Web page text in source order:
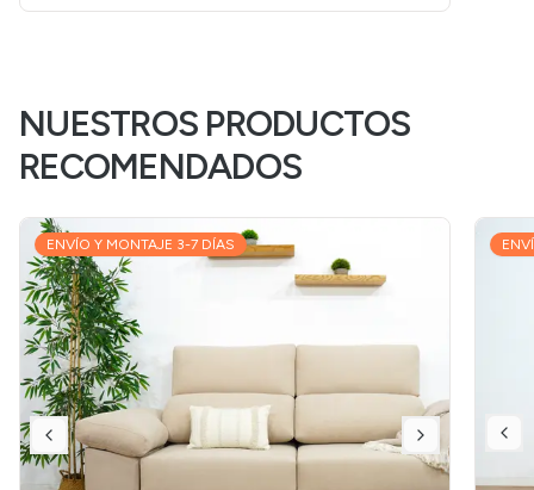
NUESTROS PRODUCTOS
RECOMENDADOS
ENVÍO Y MONTAJE 3-7 DÍAS